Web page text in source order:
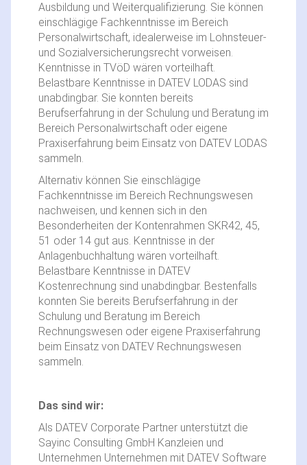
Ausbildung und Weiterqualifizierung. Sie können
einschlägige Fachkenntnisse im Bereich
Personalwirtschaft, idealerweise im Lohnsteuer-
und Sozialversicherungsrecht vorweisen.
Kenntnisse in TVöD wären vorteilhaft.
Belastbare Kenntnisse in DATEV LODAS sind
unabdingbar. Sie konnten bereits
Berufserfahrung in der Schulung und Beratung im
Bereich Personalwirtschaft oder eigene
Praxiserfahrung beim Einsatz von DATEV LODAS
sammeln.
Alternativ können Sie einschlägige
Fachkenntnisse im Bereich Rechnungswesen
nachweisen, und kennen sich in den
Besonderheiten der Kontenrahmen SKR42, 45,
51 oder 14 gut aus. Kenntnisse in der
Anlagenbuchhaltung wären vorteilhaft.
Belastbare Kenntnisse in DATEV
Kostenrechnung sind unabdingbar. Bestenfalls
konnten Sie bereits Berufserfahrung in der
Schulung und Beratung im Bereich
Rechnungswesen oder eigene Praxiserfahrung
beim Einsatz von DATEV Rechnungswesen
sammeln.
Das sind wir:
Als DATEV Corporate Partner unterstützt die
Sayinc Consulting GmbH Kanzleien und
Unternehmen Unternehmen mit DATEV Software